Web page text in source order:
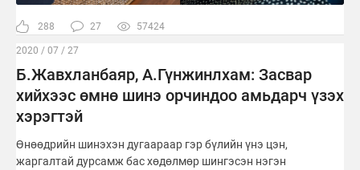
288 27 57424
2020 / 07 / 27
Б.Жавхланбаяр, А.Гүнжинлхам: Засвар
хийхээс өмнө шинэ орчиндоо амьдарч үзэх
хэрэгтэй
Өнөөдрийн шинэхэн дугаараар гэр бүлийн үнэ цэн,
жаргалтай дурсамж бас хөдөлмөр шингэсэн нэгэн